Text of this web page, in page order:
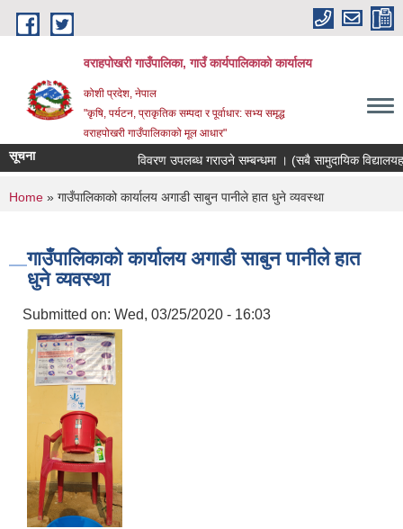
Skip to main content
वराहपोखरी गाउँपालिका, गाउँ कार्यपालिकाको कार्यालय
कोशी प्रदेश, नेपाल
"कृषि, पर्यटन, प्राकृतिक सम्पदा र पूर्वाधार: सभ्य समृद्ध
वराहपोखरी गाउँपालिकाको मूल आधार"
सूचना विवरण उपलब्ध गराउने सम्बन्धमा । (सबै सामुदायिक विद्यालयहरु)
You are here
Home » गाउँपालिकाको कार्यालय अगाडी साबुन पानीले हात धुने व्यवस्था
गाउँपालिकाको कार्यालय अगाडी साबुन पानीले हात
धुने व्यवस्था
Submitted on: Wed, 03/25/2020 - 16:03